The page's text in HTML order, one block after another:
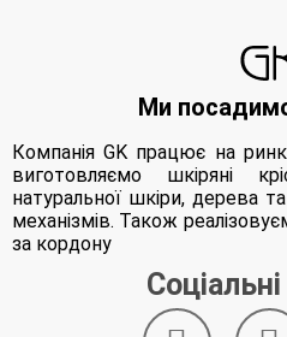
Ми
Компанія GK працює на
виготовляємо шкіряні
натуральної шкіри, дерева
механізмів. Також
за кордону